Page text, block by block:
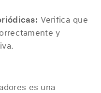
Verifica que
y
es una